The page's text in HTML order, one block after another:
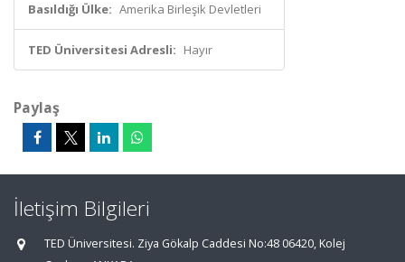
Basıldığı Ülke: Amerika Birleşik Devletleri
TED Üniversitesi Adresli: Hayır
Paylaş
İletişim Bilgileri
TED Üniversitesi. Ziya Gökalp Caddesi No:48 06420, Kolej